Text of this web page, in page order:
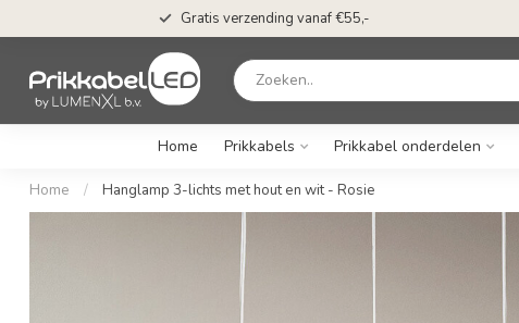
Gratis verzending vanaf €55,-
Home Prikkabels Prikkabel onderdelen
Home / Hanglamp 3-lichts met hout en wit - Rosie